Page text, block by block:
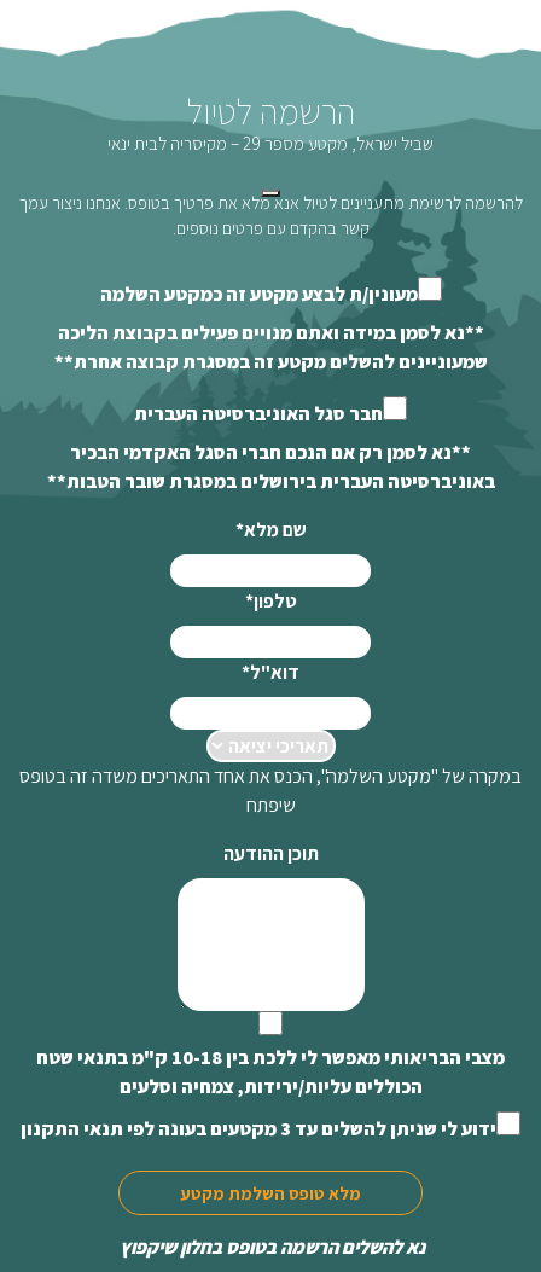
הרשמה לטיול
שביל ישראל, מקטע מספר 29 – מקיסריה לבית ינאי
להרשמה לרשימת מתעניינים לטיול אנא מלא את פרטיך בטופס. אנחנו ניצור עמך
קשר בהקדם עם פרטים נוספים.
מעונין/ת לבצע מקטע זה כמקטע השלמה
**נא לסמן במידה ואתם מנויים פעילים בקבוצת הליכה
שמעוניינים להשלים מקטע זה במסגרת קבוצה אחרת**
חבר סגל האוניברסיטה העברית
**נא לסמן רק אם הנכם חברי הסגל האקדמי הבכיר
באוניברסיטה העברית בירושלים במסגרת שובר הטבות**
שם מלא*
טלפון*
דוא"ל*
במקרה של "מקטע השלמה", הכנס את אחד התאריכים משדה זה בטופס
שיפתח
תוכן ההודעה
מצבי הבריאותי מאפשר לי ללכת בין 10-18 ק"מ בתנאי שטח
הכוללים עליות/ירידות, צמחיה וסלעים
ידוע לי שניתן להשלים עד 3 מקטעים בעונה לפי תנאי התקנון
מלא טופס השלמת מקטע
נא להשלים הרשמה בטופס בחלון שיקפוץ